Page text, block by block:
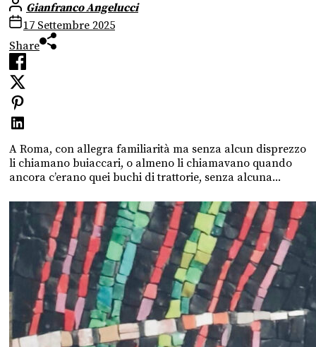
Gianfranco Angelucci
17 Settembre 2025
Share
A Roma, con allegra familiarità ma senza alcun disprezzo
li chiamano buiaccari, o almeno li chiamavano quando
ancora c’erano quei buchi di trattorie, senza alcuna...